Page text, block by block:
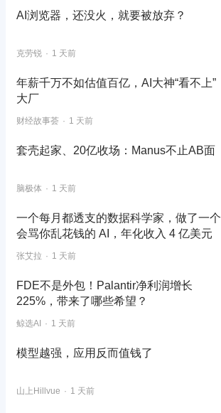
AI浏览器，还没火，就要被放弃？
克劳锐 1 天前
年薪千万不如估值百亿，AI大神“看不上”
大厂
财经故事荟 1 天前
套壳起家、20亿收场：Manus不止AB面
脑极体 1 天前
一个每月都透支的数据科学家，做了一个
会骂你乱花钱的 AI，年化收入 4 亿美元
张艾拉 1 天前
FDE不是外包！Palantir净利润增长
225%，带来了哪些希望？
鲸选AI 1 天前
模型越强，应用反而值钱了
山上Hillvue 1 天前